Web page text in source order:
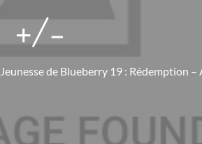
+/-
de Blueberry 19 : Rédemption –